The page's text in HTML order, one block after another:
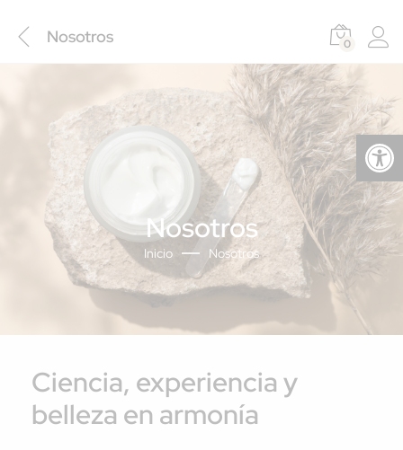
Nosotros 0
Nosotros
Inicio Nosotros
Ciencia, experiencia y
belleza en armonía
Abrir barra de herramientas